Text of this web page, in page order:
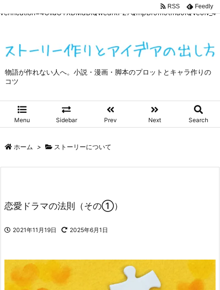
verification=4OliuOTXDMdDiQwedrkPZ7QmpBf9m9tma0IQVe0lv_4
物語が作れない人へ。小説・漫画・脚本のプロットとキャラ作りの
コツ
Menu Sidebar Prev Next Search
RSS Feedly
ホーム > ストーリーについて
恋愛ドラマの法則（その①）
2021年11月19日 2025年6月1日